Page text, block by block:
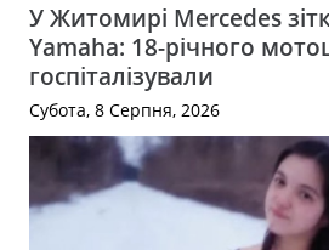
У Житомирі Mercedes
Yamaha: 18-річного
госпіталізували
Субота, 8 Серпня, 2026